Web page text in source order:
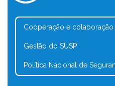
Cooperação e colaboração
Gestão do SUSP
Política Nacional de